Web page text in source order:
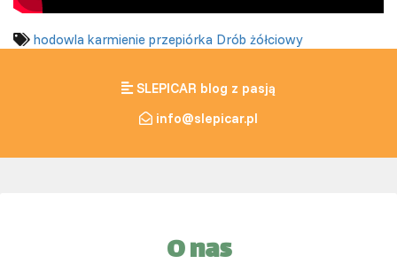
hodowla karmienie przepiórka Drób żółciowy
SLEPICAR blog z pasją
info@slepicar.pl
O nas